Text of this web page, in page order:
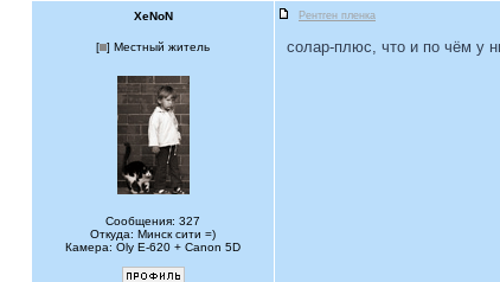
XeNoN Рентген пленка
[ ] Местный житель
Сообщения: 327
Откуда: Минск сити =)
Камера: Oly E-620 + Canon 5D
солар-плюс, что и по чём у